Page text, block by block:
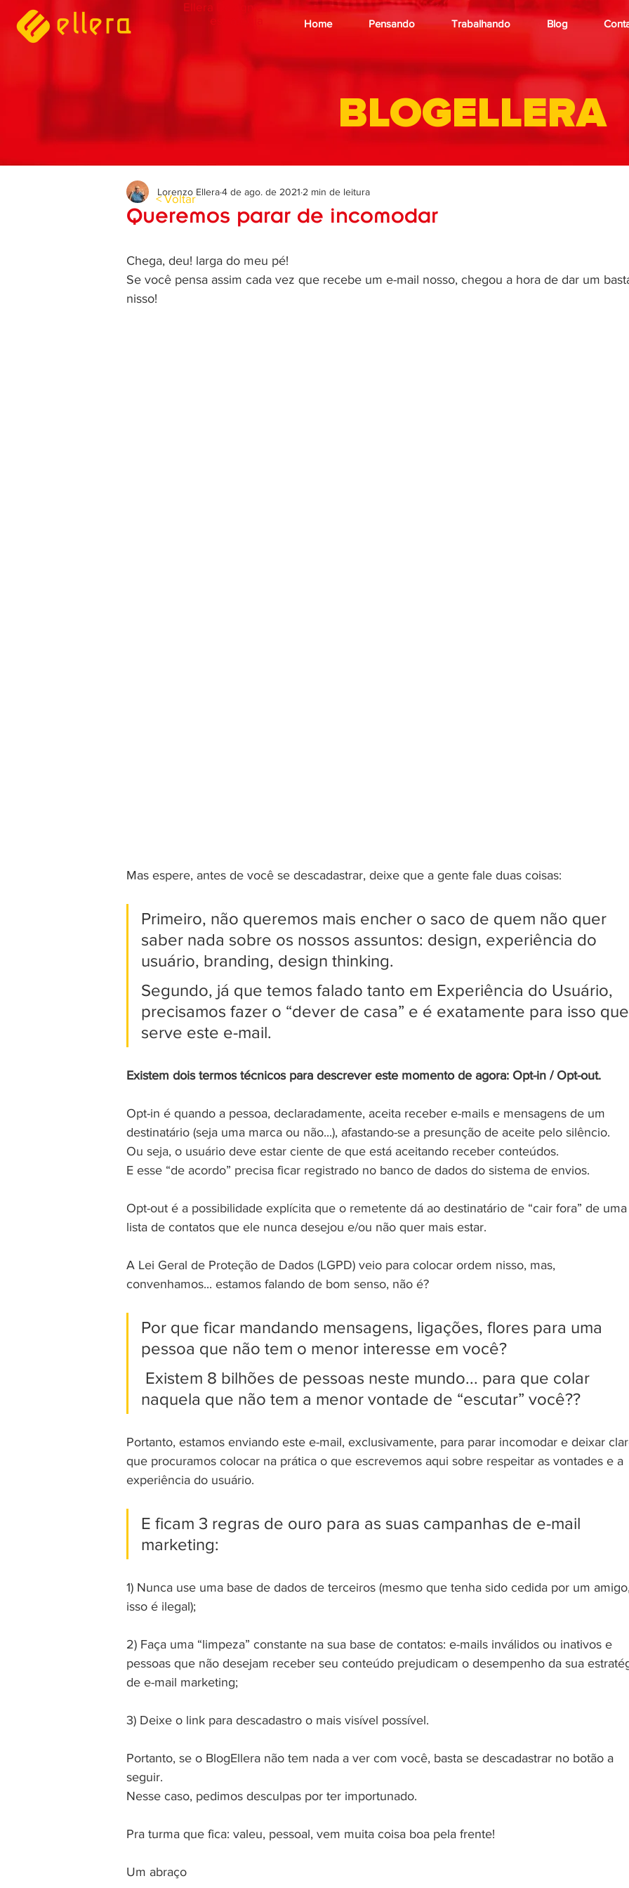
Ellera Design é
estratégia
Home Pensando Trabalhando Blog
BLOGELLERA
Queremos parar de incomodar
Lorenzo Ellera4 de ago. de 2021 2 min de leitura
Chega, deu! larga do meu pé!
Se você pensa assim cada vez que recebe um e-mail nosso, chegou a hora de dar um
nisso!
Mas espere, antes de você se descadastrar, deixe que a gente fale duas coisas:
Primeiro, não queremos mais encher o saco de quem não quer
saber nada sobre os nossos assuntos: design, experiência do
usuário, branding, design thinking.
Segundo, já que temos falado tanto em Experiência do Usuário,
precisamos fazer o “dever de casa” e é exatamente para isso
serve este e-mail.
Existem dois termos técnicos para descrever este momento de agora: Opt-in / Opt-out.
Opt-in é quando a pessoa, declaradamente, aceita receber e-mails e mensagens de um
destinatário (seja uma marca ou não...), afastando-se a presunção de aceite pelo silêncio.
Ou seja, o usuário deve estar ciente de que está aceitando receber conteúdos.
E esse “de acordo” precisa ficar registrado no banco de dados do sistema de envios.
Opt-out é a possibilidade explícita que o remetente dá ao destinatário de “cair fora” de
lista de contatos que ele nunca desejou e/ou não quer mais estar.
A Lei Geral de Proteção de Dados (LGPD) veio para colocar ordem nisso, mas,
convenhamos... estamos falando de bom senso, não é?
Por que ficar mandando mensagens, ligações, flores para uma
pessoa que não tem o menor interesse em você?
Existem 8 bilhões de pessoas neste mundo... para que colar
naquela que não tem a menor vontade de “escutar” você??
Portanto, estamos enviando este e-mail, exclusivamente, para parar incomodar e deixar
que procuramos colocar na prática o que escrevemos aqui sobre respeitar as vontades e a
experiência do usuário.
E ficam 3 regras de ouro para as suas campanhas de e-mail
marketing:
1) Nunca use uma base de dados de terceiros (mesmo que tenha sido cedida por um
isso é ilegal);
2) Faça uma “limpeza” constante na sua base de contatos: e-mails inválidos ou inativos e
pessoas que não desejam receber seu conteúdo prejudicam o desempenho da sua
de e-mail marketing;
3) Deixe o link para descadastro o mais visível possível.
Portanto, se o BlogEllera não tem nada a ver com você, basta se descadastrar no botão a
seguir.
Nesse caso, pedimos desculpas por ter importunado.
Pra turma que fica: valeu, pessoal, vem muita coisa boa pela frente!
Um abraço
< Voltar